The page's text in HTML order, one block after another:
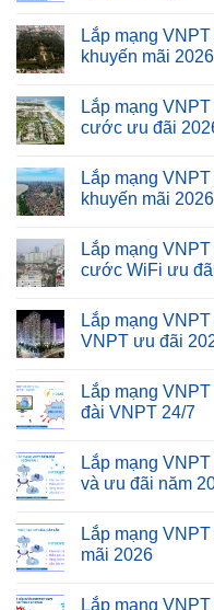
Lắp mạng
khuyến mãi 2026
Lắp mạng
cước ưu đãi
Lắp mạng
khuyến mãi 2026
Lắp mạng
cước WiFi ưu
Lắp mạng
VNPT ưu đãi
Lắp mạng
đài VNPT 24/7
Lắp mạng
và ưu đãi năm
Lắp mạng
mãi 2026
Lắp mạng